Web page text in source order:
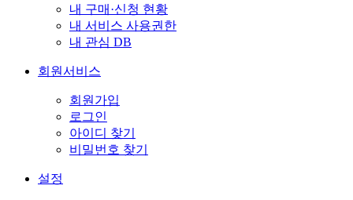
내 구매·신청 현황
내 서비스 사용권한
내 관심 DB
회원서비스
회원가입
로그인
아이디 찾기
비밀번호 찾기
설정